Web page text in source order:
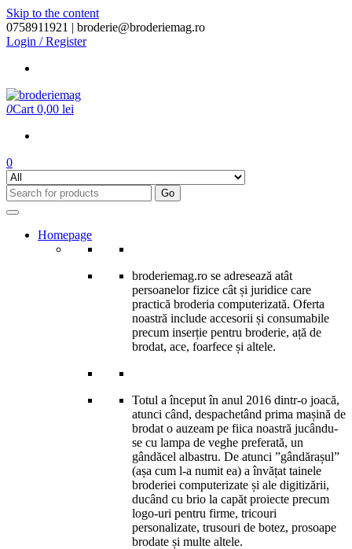
Skip to the content
0758911921 | broderie@broderiemag.ro
Login / Register
0Cart 0,00 lei
0
Go
Homepage
broderiemag.ro se adresează atât
persoanelor fizice cât și juridice care
practică broderia computerizată. Oferta
noastră include accesorii și consumabile
precum inserție pentru broderie, ață de
brodat, ace, foarfece și altele.
Totul a început în anul 2016 dintr-o joacă,
atunci când, despachetând prima mașină de
brodat o auzeam pe fiica noastră jucându-
se cu lampa de veghe preferată, un
gândăcel albastru. De atunci ”gândărașul”
(așa cum l-a numit ea) a învățat tainele
broderiei computerizate și ale digitizării,
ducând cu brio la capăt proiecte precum
logo-uri pentru firme, tricouri
personalizate, trusouri de botez, prosoape
brodate și multe altele.